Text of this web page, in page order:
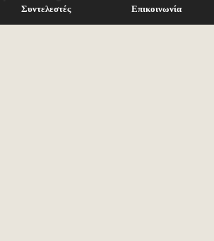
Συντελεστές Επικοινωνία